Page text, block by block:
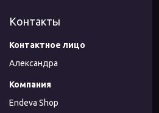
Контакты
Александра
Endeva Shop